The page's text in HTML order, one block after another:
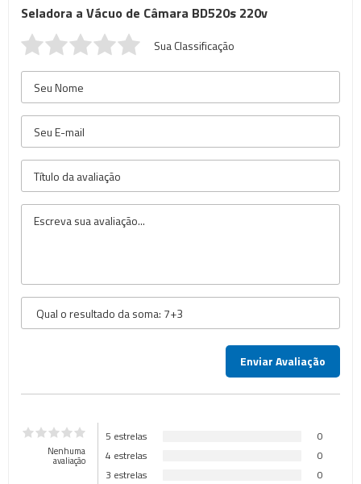
Seladora a Vácuo de Câmara BD520s 220v
Sua Classificação
Nenhuma
avaliação
5 estrelas
0
4 estrelas
0
3 estrelas
0